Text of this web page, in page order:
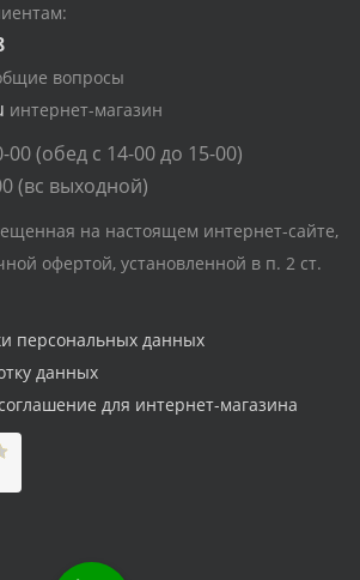
вопросы
интернет-магазин
00 (обед с 14-00 до 15-00)
(вс выходной)
на настоящем интернет-сайте,
офертой, установленной в п. 2 ст.
персональных данных
данных
для интернет-магазина